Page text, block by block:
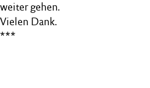
weiter gehen.
Vielen Dank.
***